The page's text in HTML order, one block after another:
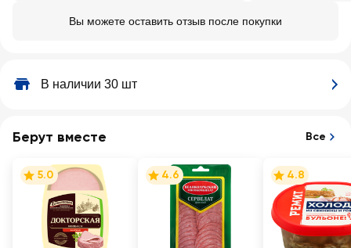
Вы можете оставить отзыв после покупки
В наличии 30 шт
Берут вместе Все
5.0 4.6 4.8